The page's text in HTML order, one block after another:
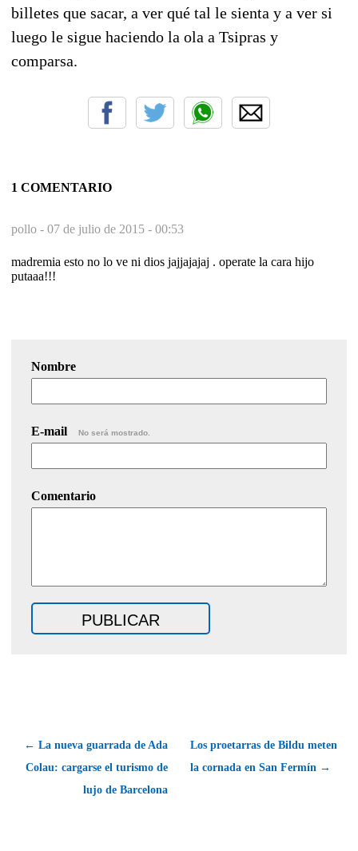
billetes que sacar, a ver qué tal le sienta y a ver si
luego le sigue haciendo la ola a Tsipras y
comparsa.
1 COMENTARIO
pollo - 07 de julio de 2015 - 00:53
madremia esto no lo ve ni dios jajjajajaj . operate la cara hijo
putaaa!!!
Nombre
E-mail No será mostrado.
Comentario
← La nueva guarrada de Ada
Colau: cargarse el turismo de
lujo de Barcelona
Los proetarras de Bildu meten
la cornada en San Fermín →